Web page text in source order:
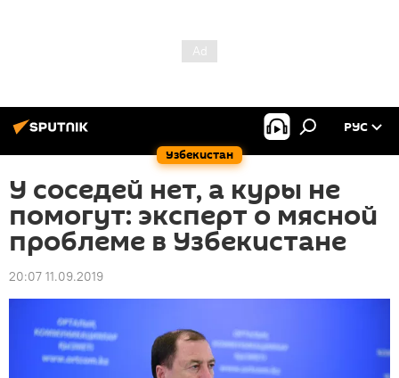
Узбекистан
РУС
У соседей нет, а куры не
помогут: эксперт о мясной
проблеме в Узбекистане
20:07 11.09.2019